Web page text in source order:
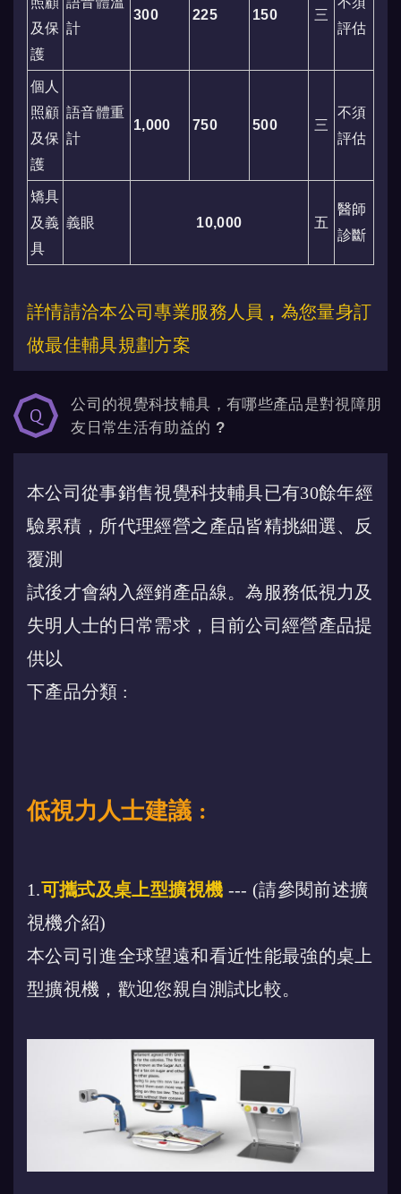
及保
護
計
300 225 150 三
評估
個人
照顧
及保
護
語音體重
計
1,000 750 500 三
不須
評估
矯具
及義
具
義眼 10,000 五
醫師
診斷
詳情請洽本公司專業服務人員 , 為您量身訂
做最佳輔具規劃方案
公司的視覺科技輔具，有哪些產品是對視障朋
友日常生活有助益的 ?
本公司從事銷售視覺科技輔具已有30餘年經
驗累積，所代理經營之產品皆精挑細選、反
覆測
試後才會納入經銷產品線。為服務低視力及
失明人士的日常需求，目前公司經營產品提
供以
下產品分類 :
低視力人士建議 :
1.可攜式及桌上型擴視機 --- (請參閱前述擴
視機介紹)
本公司引進全球望遠和看近性能最強的桌上
型擴視機，歡迎您親自測試比較。